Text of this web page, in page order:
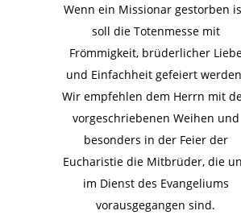
Wenn ein Missionar gestorben
soll die Totenmesse mit
Frömmigkeit, brüderlicher
und Einfachheit gefeiert
Wir empfehlen dem Herrn mit
vorgeschriebenen Weihen und
besonders in der Feier der
Eucharistie die Mitbrüder, die
im Dienst des Evangeliums
vorausgegangen sind.